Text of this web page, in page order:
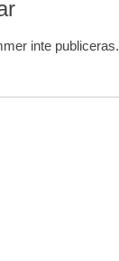
inte publiceras.